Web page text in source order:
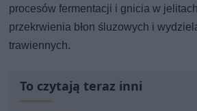
procesów fermentacji i gnicia w
przekrwienia błon śluzowych i
trawiennych.
To czytają teraz inni